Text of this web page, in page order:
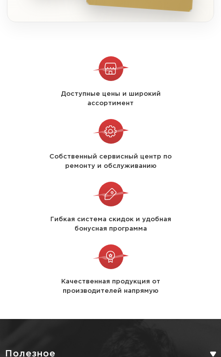
Доступные цены и широкий
ассортимент
Собственный сервисный центр по
ремонту и обслуживанию
Гибкая система скидок и удобная
бонусная программа
Качественная продукция от
производителей напрямую
Полезное